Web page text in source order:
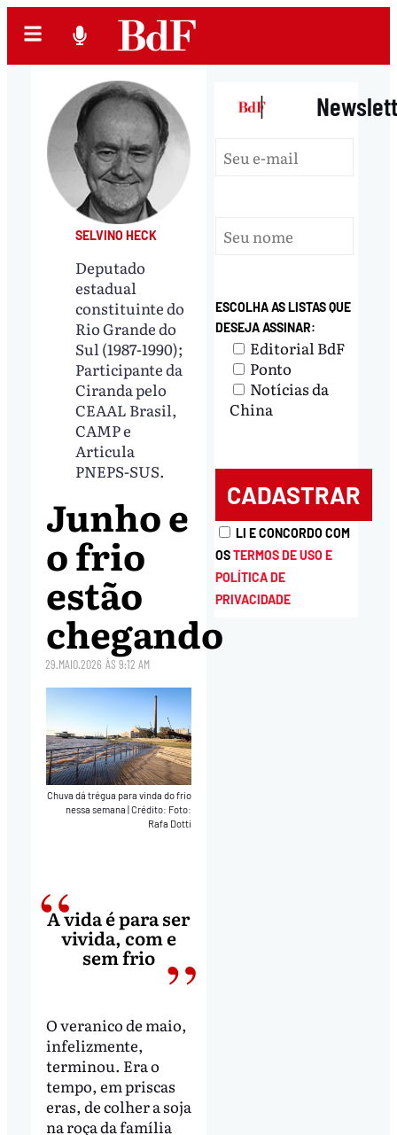
SELVINO HECK
Deputado
estadual
constituinte do
Rio Grande do
Sul (1987-1990);
Participante da
Ciranda pelo
CEAAL Brasil,
CAMP e
Articula
PNEPS-SUS.
Junho e
o frio
estão
chegando
29.MAIO.2026 ÀS9:12 AM
Chuva dá trégua para vinda do frio
nessa semana |Crédito: Foto:
Rafa Dotti
A vida é para ser
vivida, com e
sem frio
O veranico de maio,
infelizmente,
terminou. Era o
tempo, em priscas
eras, de colher a soja
na roça da família
|
ESCOLHA AS LISTAS QUE
DESEJA ASSINAR:
Editorial BdF
Ponto
Notícias da
China
LI E CONCORDO COM
OSTERMOS DE USO E
POLÍTICA DE
PRIVACIDADE